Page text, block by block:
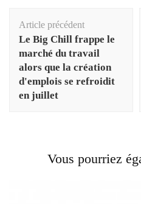
d'article
Article précédent
Le Big Chill frappe le
marché du travail
alors que la création
d'emplois se refroidit
en juillet
Vous pourriez